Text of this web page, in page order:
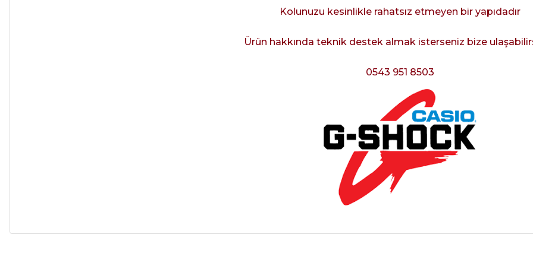
Kolunuzu kesinlikle rahatsız etmeyen bir yapıdadır
Ürün hakkında teknik destek almak isterseniz bize
0543 951 8503